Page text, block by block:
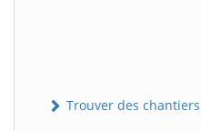
Trouver des